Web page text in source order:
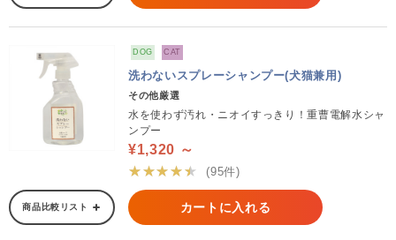
DOG CAT
洗わないスプレーシャンプー(犬猫兼用)
その他厳選
水を使わず汚れ・ニオイすっきり！重曹電解水シャ
ンプー
¥1,320 ～
★★★★★
(95件)
商品比較リスト カートに入れる